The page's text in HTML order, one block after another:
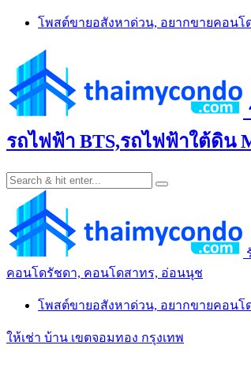
Skip
โพสต์ขายอสังหาด่วน, อยากขายคอน
รถไฟฟ้า BTS,รถไฟฟ้าใต้ดิน
คอนโดรัชดา, คอนโดสาทร, อ่อนนุช
โพสต์ขายอสังหาด่วน, อยากขายคอน
ให้เช่า บ้าน เขตจอมทอง กรุงเทพ